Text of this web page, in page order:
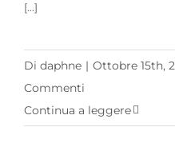
[...]
Di daphne | Ottobre 15th,
Commenti
Continua a leggere